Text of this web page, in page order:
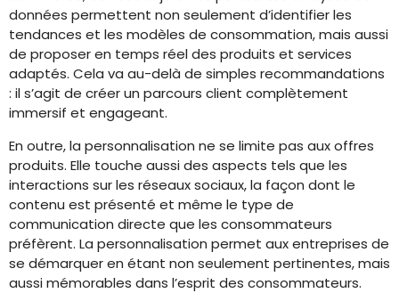
données permettent non seulement d’identifier les
tendances et les modèles de consommation, mais aussi
de proposer en temps réel des produits et services
adaptés. Cela va au-delà de simples recommandations
: il s’agit de créer un parcours client complètement
immersif et engageant.
En outre, la personnalisation ne se limite pas aux offres
produits. Elle touche aussi des aspects tels que les
interactions sur les réseaux sociaux, la façon dont le
contenu est présenté et même le type de
communication directe que les consommateurs
préfèrent. La personnalisation permet aux entreprises de
se démarquer en étant non seulement pertinentes, mais
aussi mémorables dans l’esprit des consommateurs.